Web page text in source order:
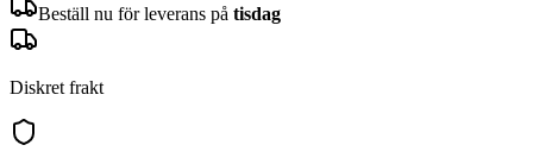
Beställ nu för leverans på tisdag
Diskret frakt